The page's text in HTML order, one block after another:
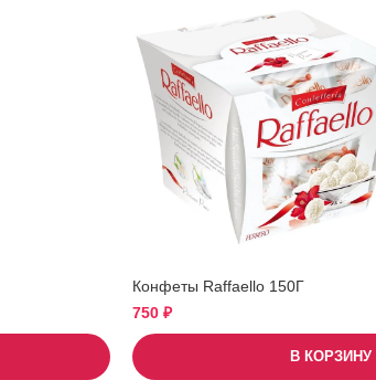
Конфеты Raffaello 150Г
750 ₽
В КОРЗИНУ